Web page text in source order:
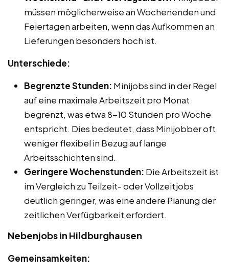
müssen möglicherweise an Wochenenden und
Feiertagen arbeiten, wenn das Aufkommen an
Lieferungen besonders hoch ist.
Unterschiede:
Begrenzte Stunden: Minijobs sind in der Regel
auf eine maximale Arbeitszeit pro Monat
begrenzt, was etwa 8-10 Stunden pro Woche
entspricht. Dies bedeutet, dass Minijobber oft
weniger flexibel in Bezug auf lange
Arbeitsschichten sind.
Geringere Wochenstunden: Die Arbeitszeit ist
im Vergleich zu Teilzeit- oder Vollzeitjobs
deutlich geringer, was eine andere Planung der
zeitlichen Verfügbarkeit erfordert.
Nebenjobs in Hildburghausen
Gemeinsamkeiten: